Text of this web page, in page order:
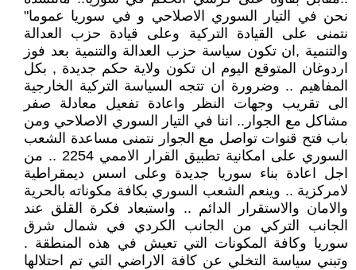
نحن في التيار السوري الاصلاحي و في سوريا عموما"
نتمنى على القيادة التركية وعلى قيادة حزب العدالة
والتنمية ,ان تكون سياسة حزب العدالة والتنمية بعد فوز
اردوغان المتوقع اليوم ان تكون ولاية حكم جديدة , بكل
المفاهيم .. وضرورة ان تتجه السياسة التركية الخارجية
الى تقريب وجهات النظر واعادة تفعيل معادلة صفر
مشاكل مع الجوار.. اننا في التيار السوري الاصلاحي ومن
باب فتح قنوات تواصل مع الجوار نتمنى مساعدة الشعب
السوري على امكانية تطبيق القرار الاممي 2254 .. من
اجل اعادة بناء سوريا جديدة وعلى اسس ديمقراطية
لامركزية .. وينعم الشعب السوري بكافة مكوناته بالحرية
والامان والاستقرار الدائم .. واستبعاد فكرة القلق عند
الجانب التركي من الجانب الكردي في شمال شرق
سوريا وكافة المكونات التي تعيش في هذه المنطقة .
وتبني سياسة التخلي عن كافة الاراضي التي تم احتلالها